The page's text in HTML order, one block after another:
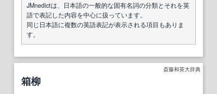
JMnedictは、日本語の一般的な固有名詞の分類とそれを英
語で表記した内容を中心に扱っています。
同じ日本語に複数の英語表記が表示される項目もありま
す。
斎藤和英大辞典
箱柳